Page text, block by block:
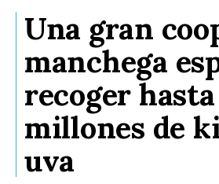
Una gran
manchega
recoger hasta
millones de
uva